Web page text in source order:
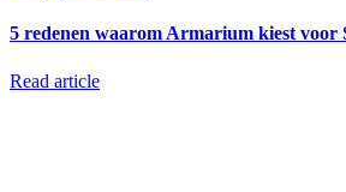
5 redenen waarom Armarium kiest voor
Read article